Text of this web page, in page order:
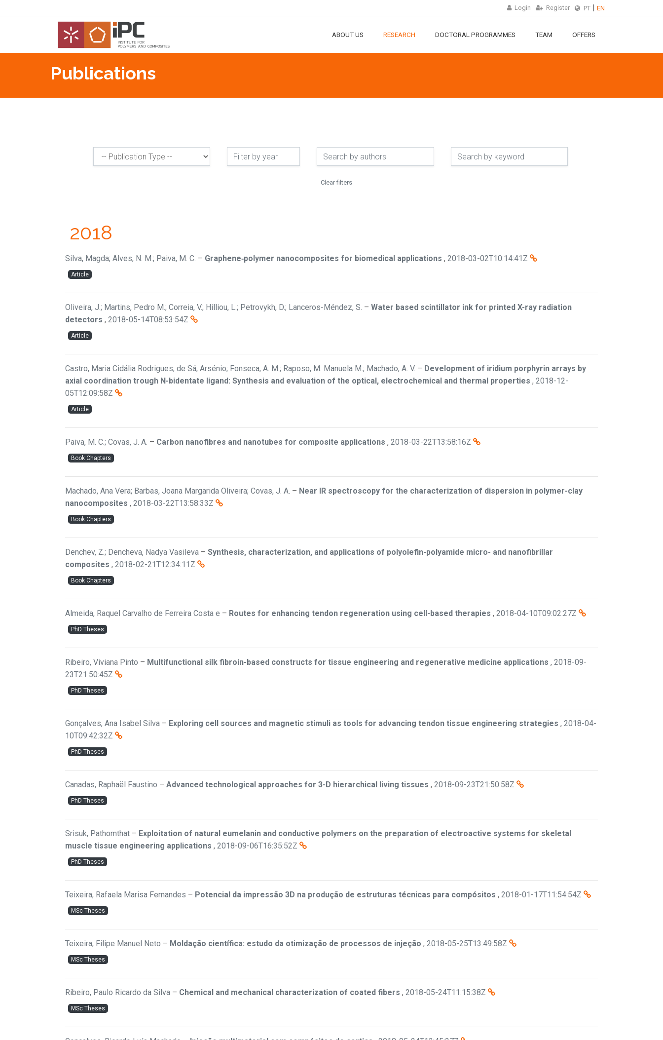
Login Register PT EN
ABOUT US RESEARCH DOCTORAL PROGRAMMES TEAM OFFERS
Publications
Clear filters
2018
Silva, Magda; Alves, N. M.; Paiva, M. C. – Graphene‐polymer nanocomposites for biomedical applications , 2018-03-02T10:14:41Z
Article
Oliveira, J.; Martins, Pedro M.; Correia, V.; Hilliou, L.; Petrovykh, D.; Lanceros-Méndez, S. – Water based scintillator ink for printed X-ray radiation
detectors , 2018-05-14T08:53:54Z
Article
Castro, Maria Cidália Rodrigues; de Sá, Arsénio; Fonseca, A. M.; Raposo, M. Manuela M.; Machado, A. V. – Development of iridium porphyrin arrays by
axial coordination trough N-bidentate ligand: Synthesis and evaluation of the optical, electrochemical and thermal properties , 2018-12-
05T12:09:58Z
Article
Paiva, M. C.; Covas, J. A. – Carbon nanofibres and nanotubes for composite applications , 2018-03-22T13:58:16Z
Book Chapters
Machado, Ana Vera; Barbas, Joana Margarida Oliveira; Covas, J. A. – Near IR spectroscopy for the characterization of dispersion in polymer-clay
nanocomposites , 2018-03-22T13:58:33Z
Book Chapters
Denchev, Z.; Dencheva, Nadya Vasileva – Synthesis, characterization, and applications of polyolefin-polyamide micro- and nanofibrillar
composites , 2018-02-21T12:34:11Z
Book Chapters
Almeida, Raquel Carvalho de Ferreira Costa e – Routes for enhancing tendon regeneration using cell-based therapies , 2018-04-10T09:02:27Z
PhD Theses
Ribeiro, Viviana Pinto – Multifunctional silk fibroin-based constructs for tissue engineering and regenerative medicine applications , 2018-09-
23T21:50:45Z
PhD Theses
Gonçalves, Ana Isabel Silva – Exploring cell sources and magnetic stimuli as tools for advancing tendon tissue engineering strategies , 2018-04-
10T09:42:32Z
PhD Theses
Canadas, Raphaël Faustino – Advanced technological approaches for 3-D hierarchical living tissues , 2018-09-23T21:50:58Z
PhD Theses
Srisuk, Pathomthat – Exploitation of natural eumelanin and conductive polymers on the preparation of electroactive systems for skeletal
muscle tissue engineering applications , 2018-09-06T16:35:52Z
PhD Theses
Teixeira, Rafaela Marisa Fernandes – Potencial da impressão 3D na produção de estruturas técnicas para compósitos , 2018-01-17T11:54:54Z
MSc Theses
Teixeira, Filipe Manuel Neto – Moldação científica: estudo da otimização de processos de injeção , 2018-05-25T13:49:58Z
MSc Theses
Ribeiro, Paulo Ricardo da Silva – Chemical and mechanical characterization of coated fibers , 2018-05-24T11:15:38Z
MSc Theses